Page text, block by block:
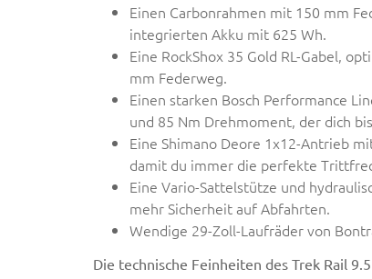
Einen Carbonrahmen mit 150 mm
integrierten Akku mit 625 Wh.
Eine RockShox 35 Gold RL-Gabel,
mm Federweg.
Einen starken Bosch Performance
und 85 Nm Drehmoment, der dich
Eine Shimano Deore 1x12-Antrieb
damit du immer die perfekte
Eine Vario-Sattelstütze und
mehr Sicherheit auf Abfahrten.
Wendige 29-Zoll-Laufräder von
Die technische Feinheiten des Trek Rail